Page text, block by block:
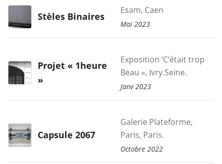
Stèles Binaires
Esam, Caen
Mai 2023
Projet « 1heure
»
Exposition ‘C’était trop
Beau », Ivry.Seine.
Janv 2023
Capsule 2067
Galerie Plateforme,
Paris, Paris.
Octobre 2022